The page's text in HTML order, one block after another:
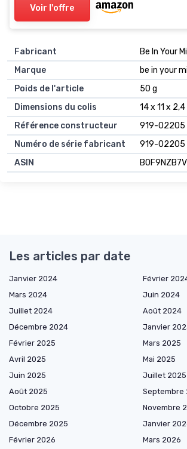
Voir l'offre
Fabricant
‎Be In Your
Marque
‎be in your
Poids de l'article
‎50 g
Dimensions du colis
‎14 x 11 x
Référence constructeur
‎919-02205
Numéro de série fabricant
‎919-02205
ASIN
Les articles par date
Janvier 2024
Février
Mars 2024
Juin 2024
Juillet 2024
Août 2024
Décembre 2024
Janvier
Février 2025
Mars 2025
Avril 2025
Mai 2025
Juin 2025
Juillet 2025
Août 2025
Septembre
Octobre 2025
Novembre
Décembre 2025
Janvier
Février 2026
Mars 2026